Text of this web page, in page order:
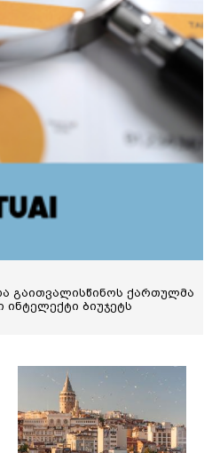
გაითვალისწინოს ქართულმა
ინტელექტი ბიუჯეტს